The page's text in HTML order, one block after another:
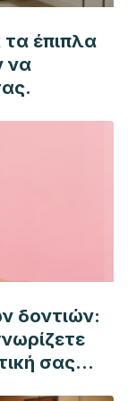
C., Rodríguez,
y salud,
Nutricion
έπιπλα
να
δοντιών:
σας